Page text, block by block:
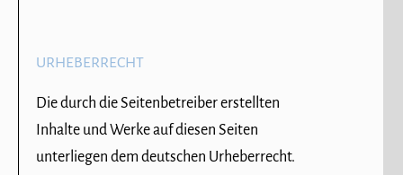
URHEBERRECHT
Die durch die Seitenbetreiber erstellten
Inhalte und Werke auf diesen Seiten
unterliegen dem deutschen Urheberrecht.